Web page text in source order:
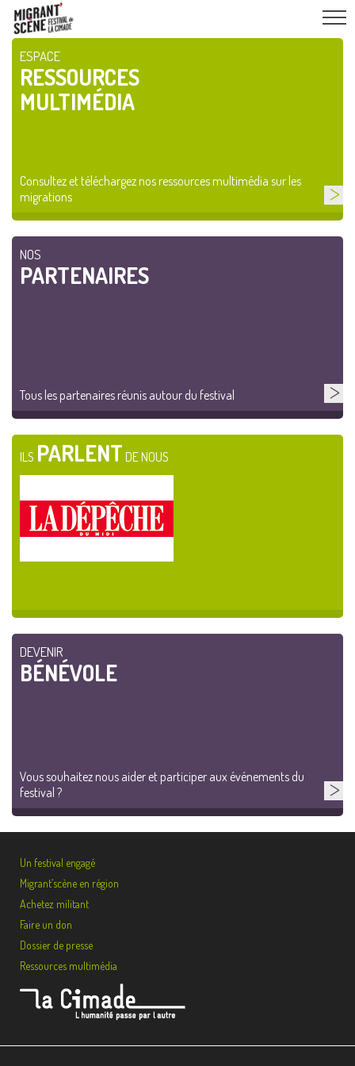
ESPACE
RESSOURCES
MULTIMÉDIA
Consultez et téléchargez nos ressources multimédia sur les
migrations
NOS
PARTENAIRES
Tous les partenaires réunis autour du festival
ILS PARLENT DE NOUS
DEVENIR
BÉNÉVOLE
Vous souhaitez nous aider et participer aux événements du
festival ?
Un festival engagé
Migrant’scène en région
Achetez militant
Faire un don
Dossier de presse
Ressources multimédia